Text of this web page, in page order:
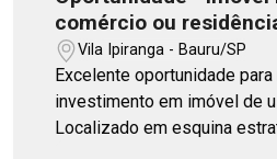
comércio ou
Branco
Vila Ipiranga - Bauru/SP
Excelente oportunidade
investimento em imóvel de
Localizado em esquina